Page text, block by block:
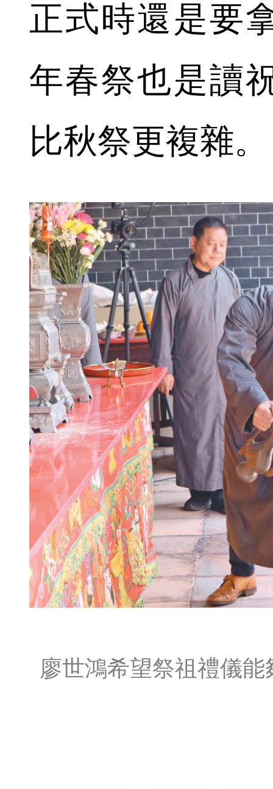
正式時還是要
年春祭也是讀
比秋祭更複雜。
廖世鴻希望祭祖禮儀